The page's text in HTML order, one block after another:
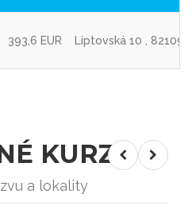
393,6 EUR Liptovská 10 , 82109
KURZY
a lokality